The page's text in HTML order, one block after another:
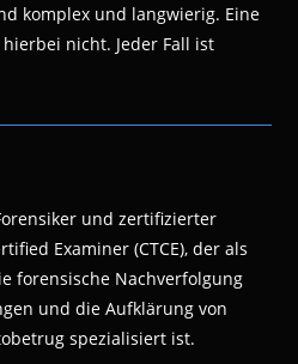
komplex und langwierig. Eine
nicht. Jeder Fall ist
und zertifizierter
Examiner (CTCE), der als
forensische Nachverfolgung
und die Aufklärung von
spezialisiert ist.